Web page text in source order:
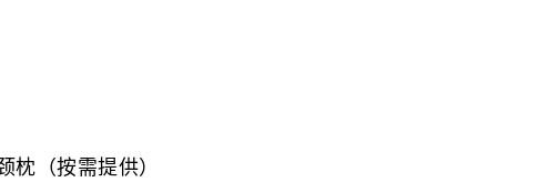
（按需提供）